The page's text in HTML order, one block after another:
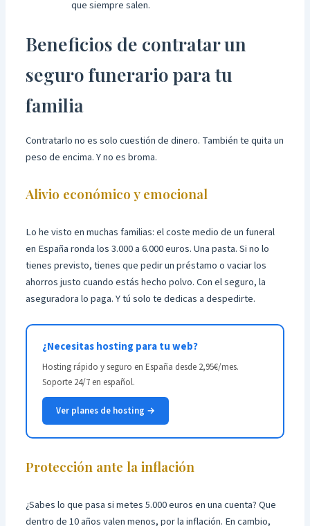
que siempre salen.
Beneficios de contratar un
seguro funerario para tu
familia
Contratarlo no es solo cuestión de dinero. También te quita un
peso de encima. Y no es broma.
Alivio económico y emocional
Lo he visto en muchas familias: el coste medio de un funeral
en España ronda los 3.000 a 6.000 euros. Una pasta. Si no lo
tienes previsto, tienes que pedir un préstamo o vaciar los
ahorros justo cuando estás hecho polvo. Con el seguro, la
aseguradora lo paga. Y tú solo te dedicas a despedirte.
¿Necesitas hosting para tu web?
Hosting rápido y seguro en España desde 2,95€/mes.
Soporte 24/7 en español.
Ver planes de hosting →
Protección ante la inflación
¿Sabes lo que pasa si metes 5.000 euros en una cuenta? Que
dentro de 10 años valen menos, por la inflación. En cambio,